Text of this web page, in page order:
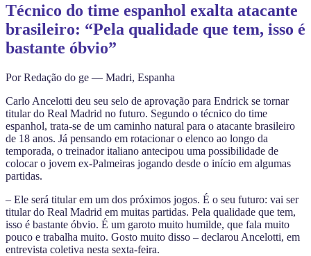
Técnico do time espanhol exalta atacante
brasileiro: “Pela qualidade que tem, isso é
bastante óbvio”
Por Redação do ge — Madri, Espanha
Carlo Ancelotti deu seu selo de aprovação para Endrick se tornar
titular do Real Madrid no futuro. Segundo o técnico do time
espanhol, trata-se de um caminho natural para o atacante brasileiro
de 18 anos. Já pensando em rotacionar o elenco ao longo da
temporada, o treinador italiano antecipou uma possibilidade de
colocar o jovem ex-Palmeiras jogando desde o início em algumas
partidas.
– Ele será titular em um dos próximos jogos. É o seu futuro: vai ser
titular do Real Madrid em muitas partidas. Pela qualidade que tem,
isso é bastante óbvio. É um garoto muito humilde, que fala muito
pouco e trabalha muito. Gosto muito disso – declarou Ancelotti, em
entrevista coletiva nesta sexta-feira.